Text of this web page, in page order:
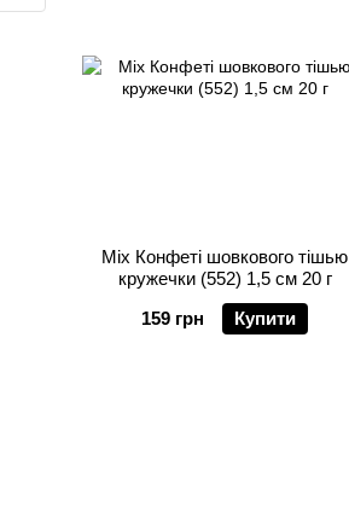
Mix Конфеті шовкового тішью
кружечки (552) 1,5 см 20 г
159 грн
Купити